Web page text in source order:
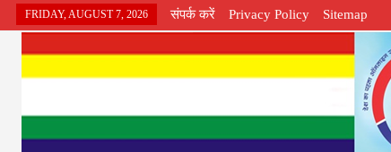
FRIDAY, AUGUST 7, 2026 संपर्क करें Privacy Policy Sitemap